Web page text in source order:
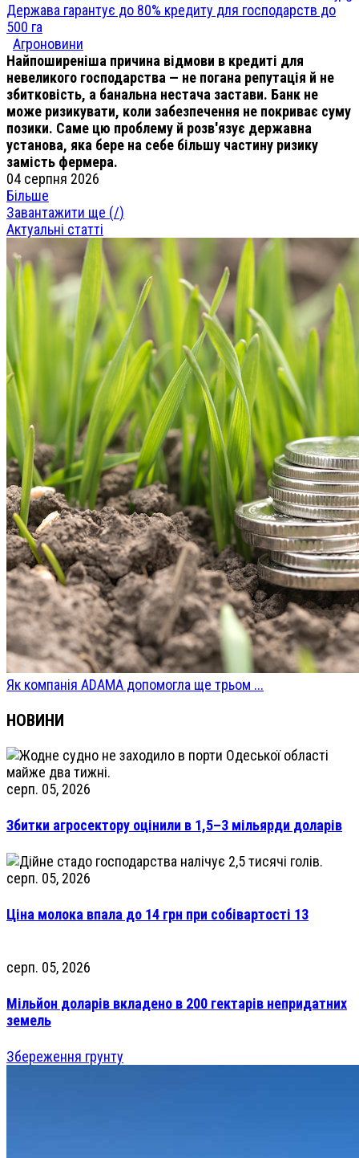
Держава гарантує до 80% кредиту для господарств до
500 га
Агроновини
Найпоширеніша причина відмови в кредиті для
невеликого господарства — не погана репутація й не
збитковість, а банальна нестача застави. Банк не
може ризикувати, коли забезпечення не покриває суму
позики. Саме цю проблему й розв'язує державна
установа, яка бере на себе більшу частину ризику
замість фермера.
04 серпня 2026
Більше
Завантажити ще (/)
Актуальні статті
Як компанія ADAMA допомогла ще трьом ...
НОВИНИ
серп. 05, 2026
Збитки агросектору оцінили в 1,5–3 мільярди доларів
серп. 05, 2026
Ціна молока впала до 14 грн при собівартості 13
серп. 05, 2026
Мільйон доларів вкладено в 200 гектарів непридатних
земель
Збереження грунту